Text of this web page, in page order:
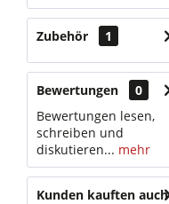
Zubehör 1
Bewertungen
0
Bewertungen lesen,
schreiben und
diskutieren... mehr
Kunden kauften auch